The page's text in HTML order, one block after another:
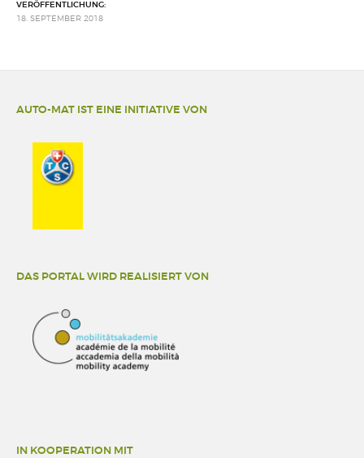
VERÖFFENTLICHUNG:
18. SEPTEMBER 2018
AUTO-MAT IST EINE INITIATIVE VON
DAS PORTAL WIRD REALISIERT VON
IN KOOPERATION MIT